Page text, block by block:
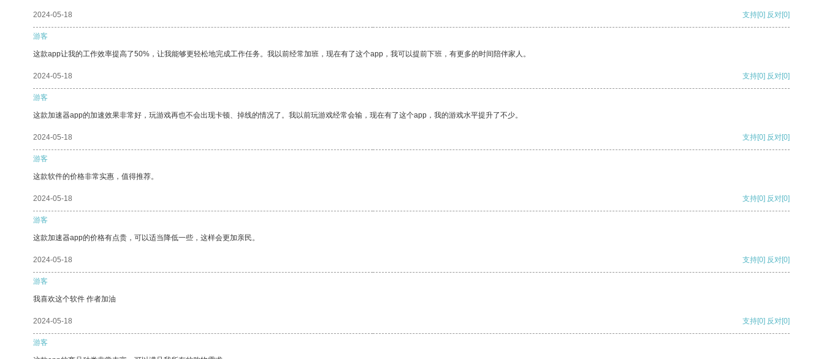
2024-05-18 支持[0] 反对[0]
游客
这款app让我的工作效率提高了50%，让我能够更轻松地完成工作任务。我以前经常加班，现在有了这个app，我可以提前下班，有更多的时间陪伴家人。
2024-05-18 支持[0] 反对[0]
游客
这款加速器app的加速效果非常好，玩游戏再也不会出现卡顿、掉线的情况了。我以前玩游戏经常会输，现在有了这个app，我的游戏水平提升了不少。
2024-05-18 支持[0] 反对[0]
游客
这款软件的价格非常实惠，值得推荐。
2024-05-18 支持[0] 反对[0]
游客
这款加速器app的价格有点贵，可以适当降低一些，这样会更加亲民。
2024-05-18 支持[0] 反对[0]
游客
我喜欢这个软件 作者加油
2024-05-18 支持[0] 反对[0]
游客